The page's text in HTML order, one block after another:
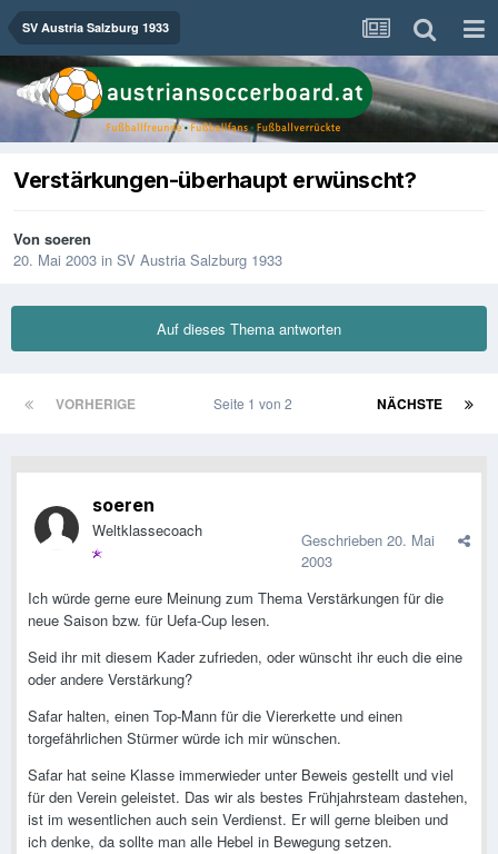
SV Austria Salzburg 1933
Verstärkungen-überhaupt erwünscht?
Von soeren
20. Mai 2003 in SV Austria Salzburg 1933
Auf dieses Thema antworten
VORHERIGE NÄCHSTE
Seite 1 von 2
soeren
Weltklassecoach Geschrieben 20. Mai
2003
Ich würde gerne eure Meinung zum Thema Verstärkungen für die
neue Saison bzw. für Uefa-Cup lesen.
Seid ihr mit diesem Kader zufrieden, oder wünscht ihr euch die eine
oder andere Verstärkung?
Safar halten, einen Top-Mann für die Viererkette und einen
torgefährlichen Stürmer würde ich mir wünschen.
Safar hat seine Klasse immerwieder unter Beweis gestellt und viel
für den Verein geleistet. Das wir als bestes Frühjahrsteam dastehen,
ist im wesentlichen auch sein Verdienst. Er will gerne bleiben und
ich denke, da sollte man alle Hebel in Bewegung setzen.